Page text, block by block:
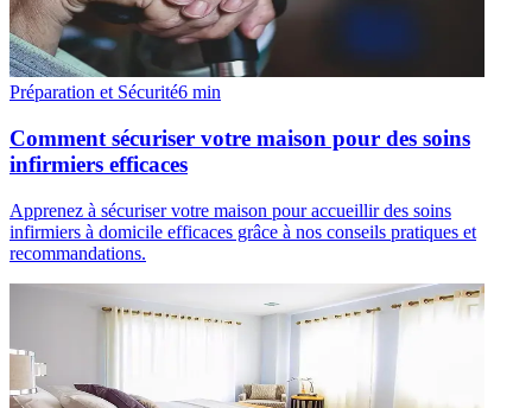
Préparation et Sécurité6 min
Comment sécuriser votre maison pour des soins
infirmiers efficaces
Apprenez à sécuriser votre maison pour accueillir des soins
infirmiers à domicile efficaces grâce à nos conseils pratiques et
recommandations.